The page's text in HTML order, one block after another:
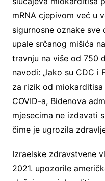
mRNA cjepivom već u
sigurnosne oznake
upale srčanog mišića
travnju na više od 750
navodi: „Iako su CDC i
za rizik od
COVID-a, Bidenova
mjesecima ne izdavati
čime je ugrozila
Izraelske zdravstvene
2021. upozorile